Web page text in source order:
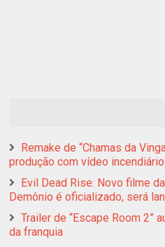
Remake de “Chamas da
produção com vídeo incendiário
Evil Dead Rise: Novo filme
Demônio é oficializado, será
Trailer de “Escape Room 2”
da franquia